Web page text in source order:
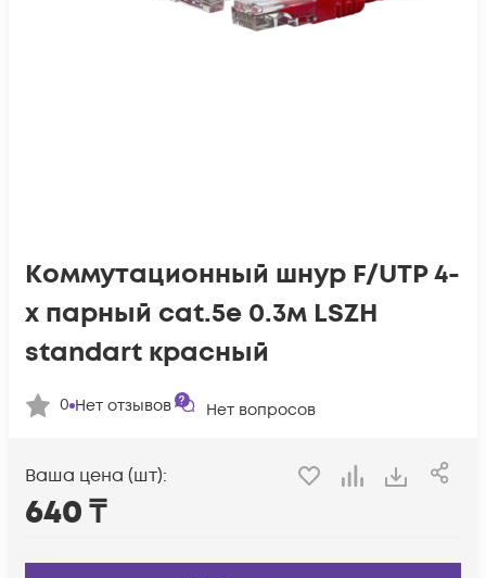
Коммутационный шнур F/UTP 4-
х парный cat.5e 0.3м LSZH
standart красный
0 Нет отзывов Нет вопросов
Ваша цена (шт):
640₸